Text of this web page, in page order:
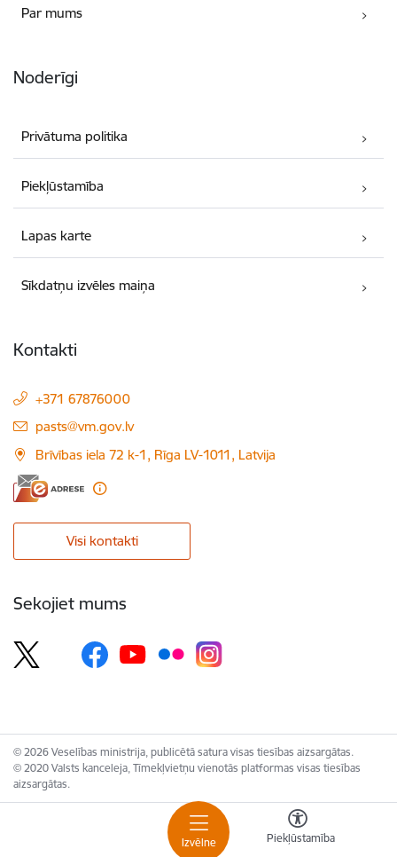
Izvēlne Piekļūstamība
Par mums
Noderīgi
Privātuma politika
Piekļūstamība
Lapas karte
Sīkdatņu izvēles maiņa
Kontakti
+371 67876000
E-pasts:
pasts@vm.gov.lv
Brīvības iela 72 k-1, Rīga LV-1011, Latvija
Visi kontakti
Sekojiet mums
© 2026 Veselības ministrija, publicētā satura visas tiesības aizsargātas.
© 2020 Valsts kanceleja, Tīmekļvietņu vienotās platformas visas tiesības
aizsargātas.